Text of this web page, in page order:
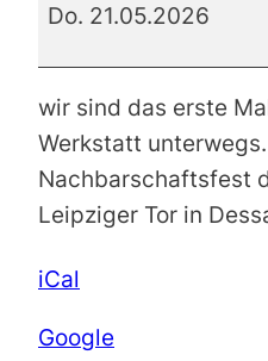
beim
Nachbarschaftsfest
Quartier
Leipziger
Do. 21.05.2026
wir sind das erste
Werkstatt
Nachbarschaftsfest
Leipziger Tor in
iCal
Google